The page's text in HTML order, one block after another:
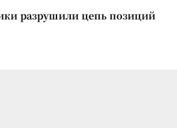
разрушили цепь позиций